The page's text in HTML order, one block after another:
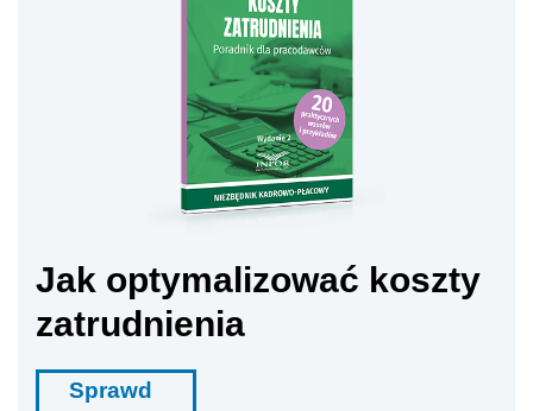
Jak optymalizować koszty
zatrudnienia
Sprawd